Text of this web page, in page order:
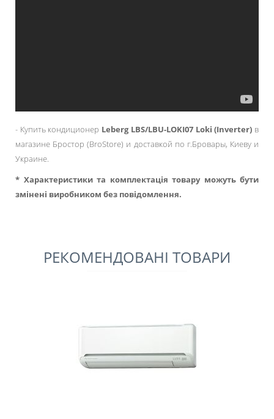
- Купить кондиционер Leberg LBS/LBU-LOKI07 Loki (Inverter) в
магазине Бростор (BroStore) и доставкой по г.Бровары, Киеву и
Украине.
* Характеристики та комплектація товару можуть бути
змінені виробником без повідомлення.
РЕКОМЕНДОВАНІ ТОВАРИ